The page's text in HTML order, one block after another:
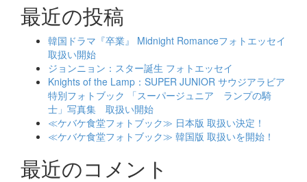
ニ
ル
バ
ム
In
ver./Out
最近の投稿
韓国ドラマ『卒業』 Midnight Romanceフォトエッセイ
取扱い開始
ジョンニョン：スター誕生 フォトエッセイ
Knights of the Lamp：SUPER JUNIOR サウジアラビア
特別フォトブック 「スーパージュニア ランプの騎
士」写真集 取扱い開始
≪ケバケ食堂フォトブック≫ 日本版 取扱い決定！
≪ケバケ食堂フォトブック≫ 韓国版 取扱いを開始！
最近のコメント